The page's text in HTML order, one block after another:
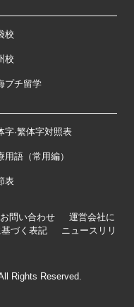
校
校
プチ留学
字·繁体字対照表
用語（常用編）
表
お問い合わせ
運営会社に
づく表記
ニュースリリ
Rights Reserved.